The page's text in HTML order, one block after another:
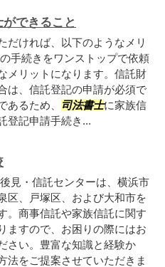
できること
だければ、以下のようなメリ
手続きをワンストップで依頼
メリットになります。信託財
は、信託登記の申請が必須で
あるため、 司法書士に家族信
登記申請手続き...
見・信託センターは、横浜市
区、戸塚区、および大和市を
。商事信託や家族信託に関す
ますので、お困りの際にはお
さい。豊富な知識と経験か
法をご提案させていただきま